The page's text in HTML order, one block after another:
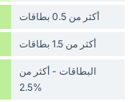
أكثر من 0.5 بطاقات
أكثر من 1.5 بطاقات
البطاقات - أكثر من
%2.5